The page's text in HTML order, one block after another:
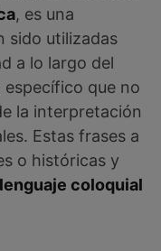
, es una
sido utilizadas
a lo largo del
que no
la interpretación
Estas frases a
o históricas y
lenguaje coloquial